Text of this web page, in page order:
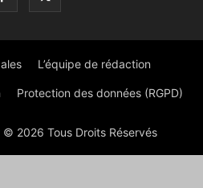
L’équipe de rédaction
Protection des données (RGPD)
© 2026 Tous Droits Réservés